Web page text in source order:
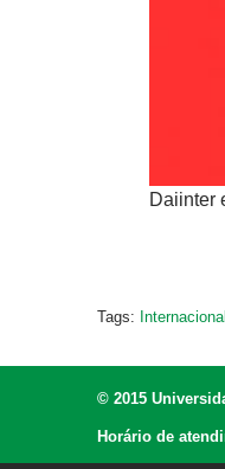
Daiinter
Tags:
© 2015
Horário de